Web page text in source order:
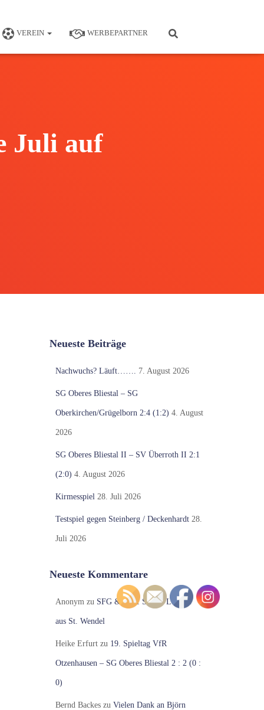
VEREIN WERBEPARTNER
Juli auf
Neueste Beiträge
Nachwuchs? Läuft……. 7. August 2026
SG Oberes Bliestal – SG
Oberkirchen/Grügelborn 2:4 (1:2) 4. August
2026
SG Oberes Bliestal II – SV Überroth II 2:1
(2:0) 4. August 2026
Kirmesspiel 28. Juli 2026
Testspiel gegen Steinberg / Deckenhardt 28.
Juli 2026
Neueste Kommentare
Anonymzu SFG & No.1 Shisha Lounge
aus St. Wendel
Heike Erfurtzu 19. Spieltag VfR
Otzenhausen – SG Oberes Bliestal 2 : 2 (0 :
0)
Bernd Backeszu Vielen Dank an Björn